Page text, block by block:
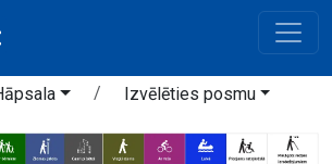
Izvēlēties posmu